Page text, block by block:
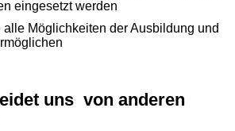
eingesetzt werden
Möglichkeiten der Ausbildung und
uns von anderen